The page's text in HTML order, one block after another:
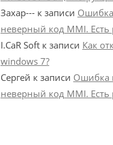
Захар---к записи
неверный код MMI.
I.CaR Softк записи Как
windows 7?
Сергей к записи Ошибка
неверный код MMI.